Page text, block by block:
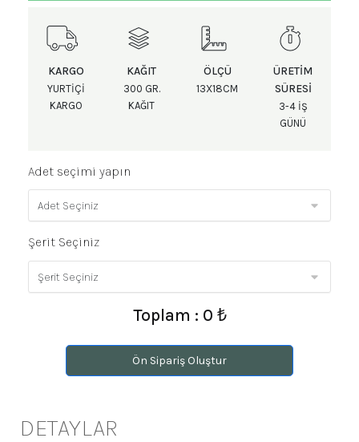
KARGO
YURTIÇI
KARGO
KAĞIT
300 GR.
KAĞIT
ÖLÇÜ
13X18CM
ÜRETIM
SÜRESI
3-4 IŞ
GÜNÜ
Adet seçimi yapın
Şerit Seçiniz
Toplam : 0 ₺
Ön Sipariş Oluştur
DETAYLAR